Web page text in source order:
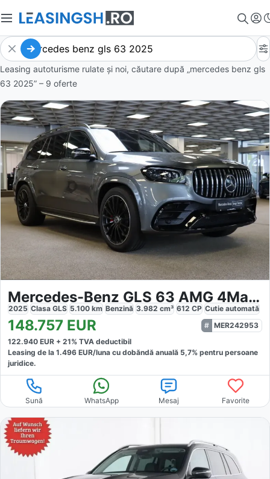
Leasing autoturisme rulate și noi, căutare după „mercedes benz gls
63 2025” – 9 oferte
Mercedes-Benz GLS 63 AMG 4Matic
2025 Clasa GLS 5.100 km Benzină 3.982 cm³ 612 CP Cutie automată
148.757 EUR
MER242953
122.940 EUR + 21% TVA deductibil
Leasing de la 1.496 EUR/luna cu dobăndă anuală 5,7% pentru persoane
juridice.
Sună WhatsApp Mesaj Favorite